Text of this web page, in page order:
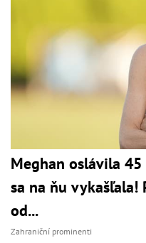
Meghan oslávila
sa na ňu
od...
Zahraniční prominenti